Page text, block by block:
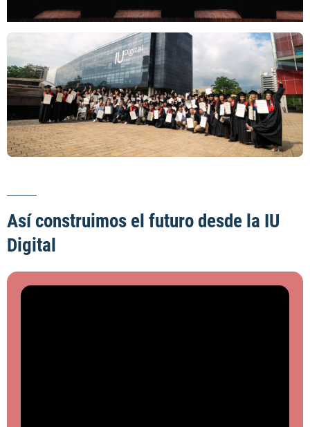
Así construimos el futuro desde la IU
Digital